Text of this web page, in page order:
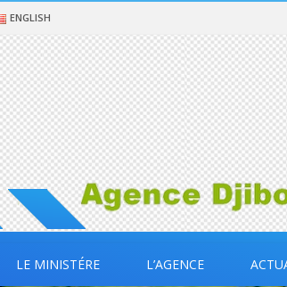
ENGLISH
LE MINISTÉRE L’AGENCE